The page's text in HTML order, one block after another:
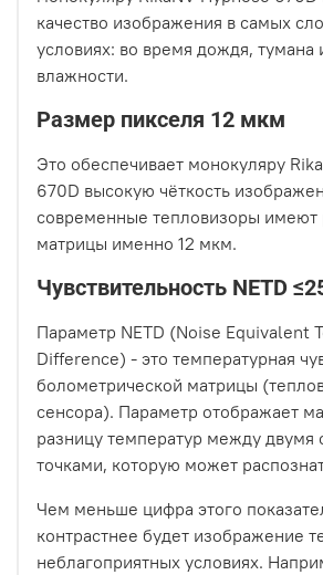
качество изображения в самых
условиях: во время дождя, тумана
влажности.
Размер пикселя 12 мкм
Это обеспечивает монокуляру
670D высокую чёткость
современные тепловизоры имеют
матрицы именно 12 мкм.
Чувствительность NEТD
Параметр NETD (Noise Equivalent
Difference) - это температурная
болометрической матрицы
сенсора). Параметр отображает
разницу температур между двумя
точками, которую может
Чем меньше цифра этого
контрастнее будет изображение
неблагоприятных условиях.